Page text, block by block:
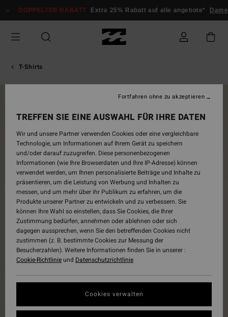
zur
springen
DOPPELTER RABATT Extra 25% Rabatt auf alle angebote* Damen
T-Shirts
TREFFEN SIE EINE AUSWAHL FÜR IHRE DATEN
Wir und unsere Partner verwenden Cookies oder eine vergleichbare
Technologie, um Informationen auf Ihrem Gerät zu speichern
und/oder darauf zuzugreifen. Diese personenbezogenen
Informationen (wie Ihre Browserdaten und Ihre IP-Adresse) können
verwendet werden, um Ihnen personalisierte Beiträge und Inhalte zu
präsentieren, um die Leistung von Werbung und Inhalten zu
messen, und um mehr über ihr Publikum zu erfahren, um die
Produkte unserer Partner zu entwickeln und zu verbessern. Sie
können Ihre Wahl so einstellen, dass Sie Cookies, die Ihrer
Zustimmung bedürfen, annehmen oder ablehnen oder sich
dagegen aussprechen, wenn Sie den betreffenden Cookies nicht
zustimmen (z. B. bestimmte Cookies zur Messung der
Besucherzahlen). Weitere Informationen finden Sie in unserer :
Cookie-Richtlinieund Datenschutzrichtlinie
Cookies verwalten
Fortfahren ohne zu akzeptieren